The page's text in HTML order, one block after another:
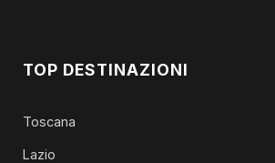
TOP DESTINAZIONI
Toscana
Lazio